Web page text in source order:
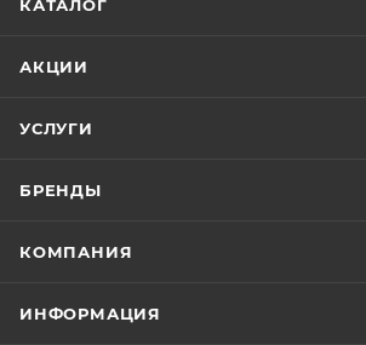
КАТАЛОГ
АКЦИИ
УСЛУГИ
БРЕНДЫ
КОМПАНИЯ
ИНФОРМАЦИЯ